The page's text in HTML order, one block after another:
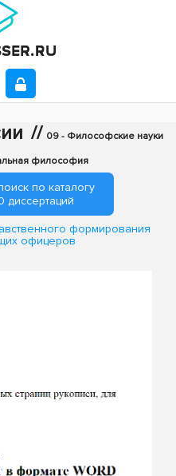
// 09 - Философские науки
философия
по каталогу
формирования
офицеров